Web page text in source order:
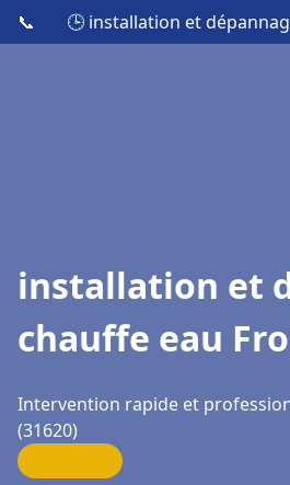
📞 🕒 installation et
installation et
chauffe eau
Intervention rapide et
(31620)